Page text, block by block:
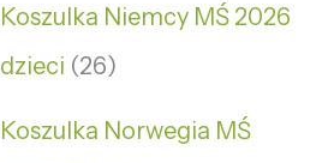
Koszulka Niemcy MŚ 2026
dzieci 26
Koszulka Norwegia MŚ